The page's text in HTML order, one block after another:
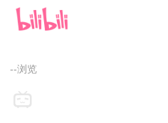
--浏览